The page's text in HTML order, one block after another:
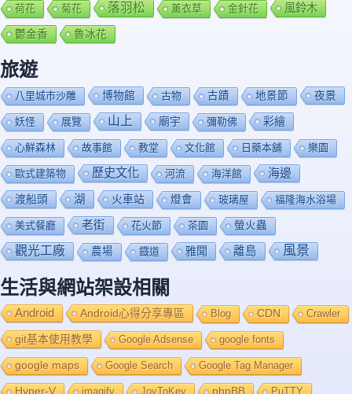
荷花 菊花 落羽松 薰衣草 金針花 風鈴木
鬱金香 魯冰花
旅遊
八里城市沙雕 博物館 古物 古蹟 地景節 夜景
妖怪 展覽 山上 廟宇 彌勒佛 彩繪
心鮮森林 故事館 教堂 文化館 日藥本舖 樂園
歐式建築物 歷史文化 河流 海洋館 海邊
渡船頭 湖 火車站 燈會 玻璃屋 福隆海水浴場
美式餐廳 老街 花火節 茶園 螢火蟲
觀光工廠 農場 鐡道 雅聞 離島 風景
生活與網站架設相關
Android Android心得分享專區 Blog CDN Crawler
git基本使用教學 Google Adsense google fonts
google maps Google Search Google Tag Manager
Hyper-V imagify JoyToKey phpBB PuTTY